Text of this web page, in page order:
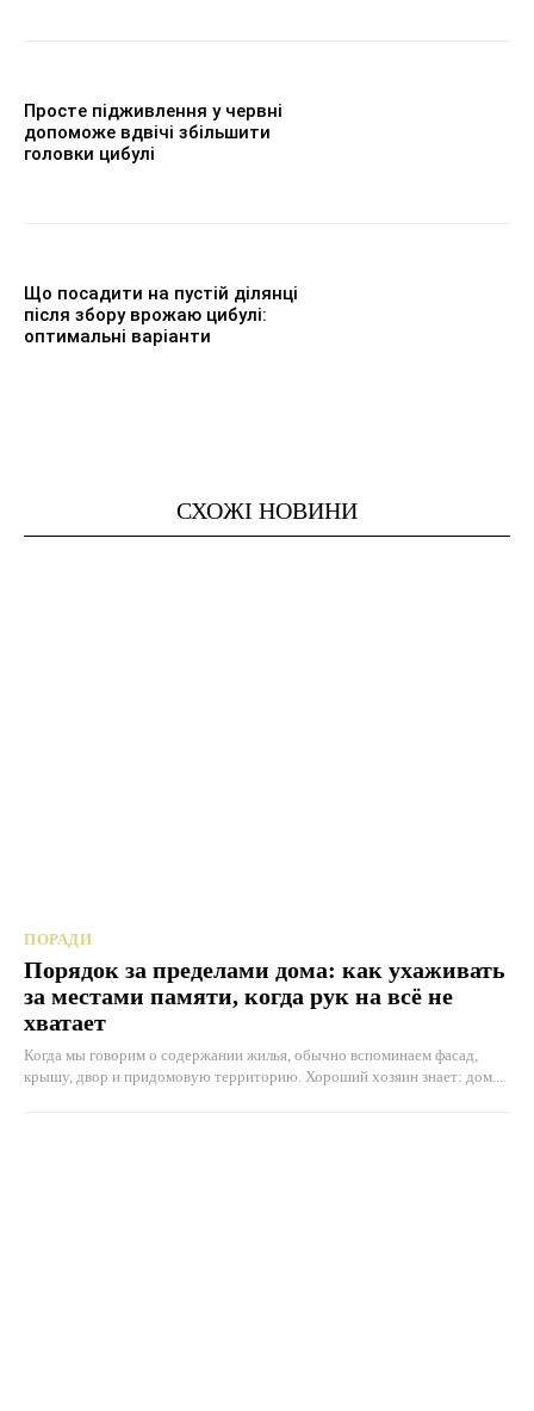
Просте підживлення у червні
допоможе вдвічі збільшити
головки цибулі
Що посадити на пустій ділянці
після збору врожаю цибулі:
оптимальні варіанти
СХОЖІ НОВИНИ
ПОРАДИ
Порядок за пределами дома: как ухаживать
за местами памяти, когда рук на всё не
хватает
Когда мы говорим о содержании жилья, обычно вспоминаем фасад,
крышу, двор и придомовую территорию. Хороший хозяин знает: дом...